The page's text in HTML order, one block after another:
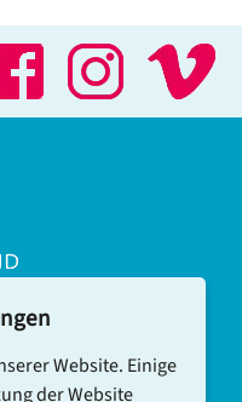
Website. Einige
der Website